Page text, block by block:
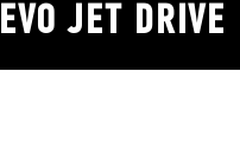
EVO JET DRIVE